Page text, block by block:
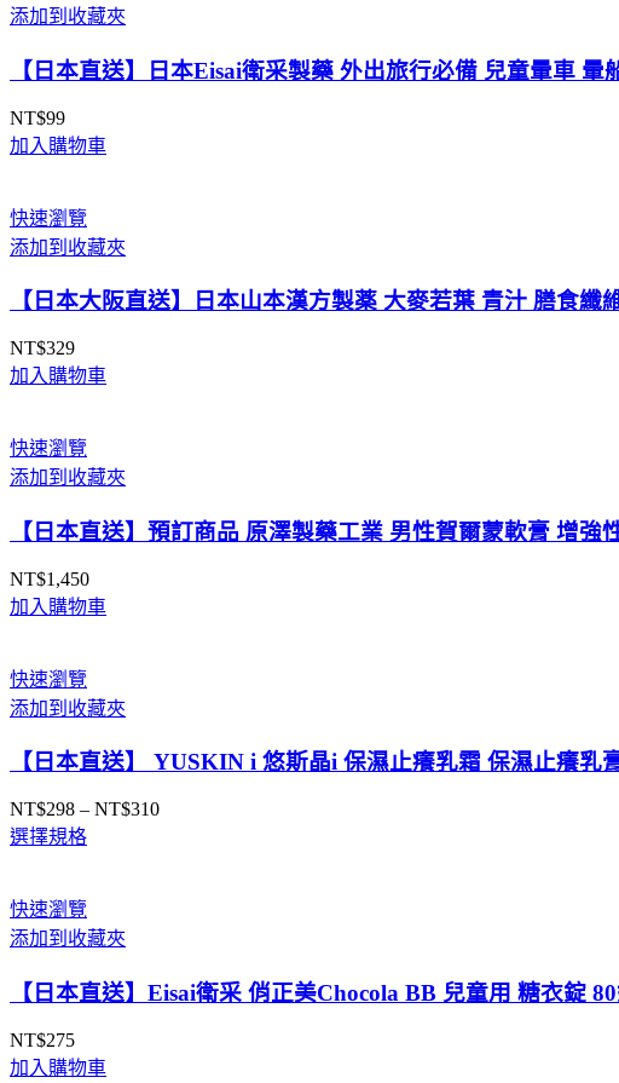
添加到收藏夾
【日本直送】日本Eisai衛采製藥 外出旅行必備 兒童暈車
NT$99
加入購物車
快速瀏覽
添加到收藏夾
【日本大阪直送】日本山本漢方製薬 大麥若葉 青汁 膳食
NT$329
加入購物車
快速瀏覽
添加到收藏夾
【日本直送】預訂商品 原澤製藥工業 男性賀爾蒙軟膏 增
NT$1,450
加入購物車
快速瀏覽
添加到收藏夾
【日本直送】 YUSKIN i 悠斯晶i 保濕止癢乳霜 保濕止癢乳
NT$298 – NT$310價
選擇規格
快速瀏覽
添加到收藏夾
【日本直送】Eisai衛采 俏正美Chocola BB 兒童用 糖衣錠
NT$275
加入購物車